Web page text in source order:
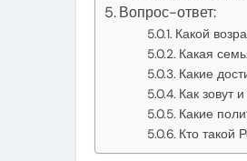
Вопрос-ответ:
Какой
Какая
Какие
Как зовут
Какие
Кто такой